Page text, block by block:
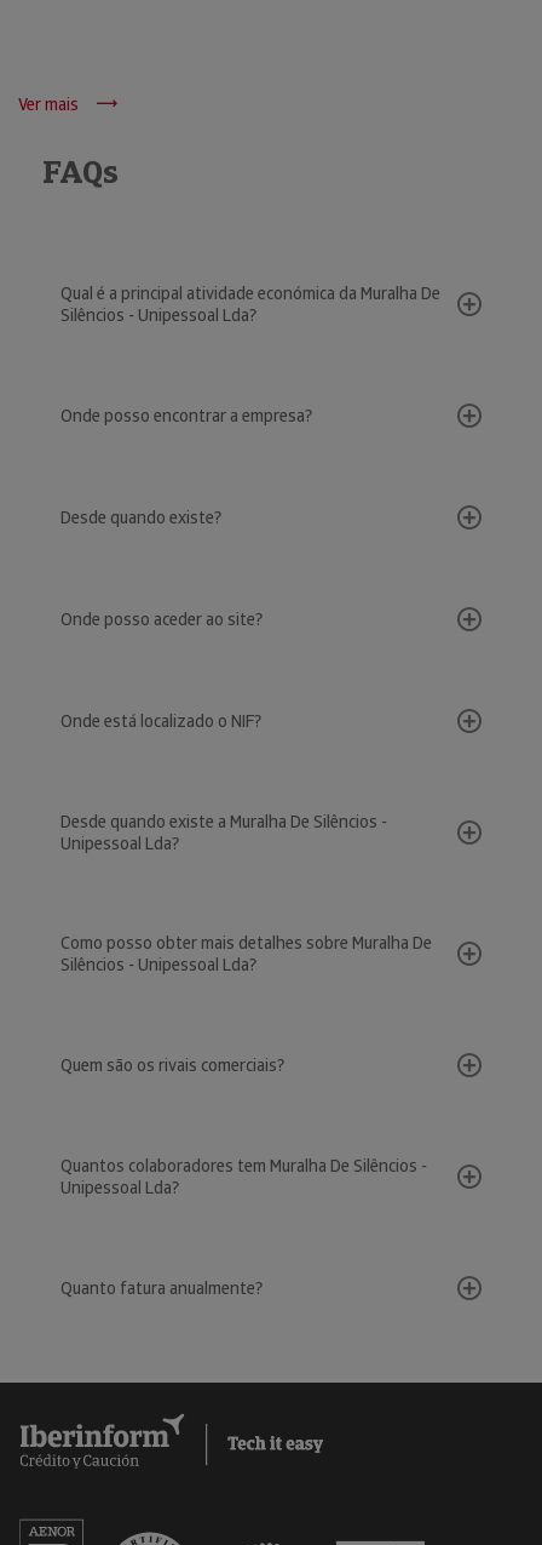
Ver mais
FAQs
Qual é a principal atividade económica da Muralha De
Silêncios - Unipessoal Lda?
Onde posso encontrar a empresa?
Desde quando existe?
Onde posso aceder ao site?
Onde está localizado o NIF?
Desde quando existe a Muralha De Silêncios -
Unipessoal Lda?
Como posso obter mais detalhes sobre Muralha De
Silêncios - Unipessoal Lda?
Quem são os rivais comerciais?
Quantos colaboradores tem Muralha De Silêncios -
Unipessoal Lda?
Quanto fatura anualmente?